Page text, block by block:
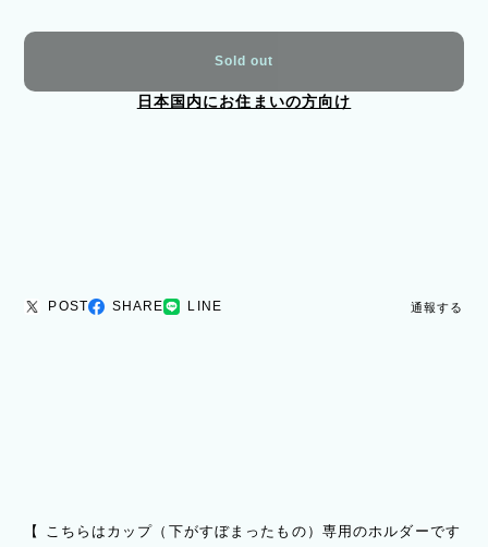
Sold out
日本国内にお住まいの方向け
POST SHARE LINE 通報する
【 こちらはカップ（下がすぼまったもの）専用のホルダーです